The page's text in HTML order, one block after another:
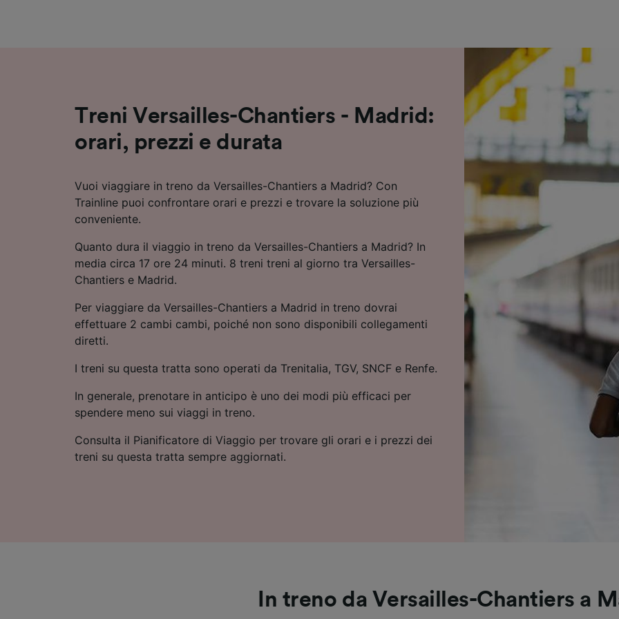
Treni Versailles-Chantiers - Madrid:
orari, prezzi e durata
Vuoi viaggiare in treno da Versailles-Chantiers a Madrid? Con
Trainline puoi confrontare orari e prezzi e trovare la soluzione più
conveniente.
Quanto dura il viaggio in treno da Versailles-Chantiers a Madrid? In
media circa 17 ore 24 minuti. 8 treni treni al giorno tra Versailles-
Chantiers e Madrid.
Per viaggiare da Versailles-Chantiers a Madrid in treno dovrai
effettuare 2 cambi cambi, poiché non sono disponibili collegamenti
diretti.
I treni su questa tratta sono operati da Trenitalia, TGV, SNCF e Renfe.
In generale, prenotare in anticipo è uno dei modi più efficaci per
spendere meno sui viaggi in treno.
Consulta il Pianificatore di Viaggio per trovare gli orari e i prezzi dei
treni su questa tratta sempre aggiornati.
In treno da Versailles-Chantiers a